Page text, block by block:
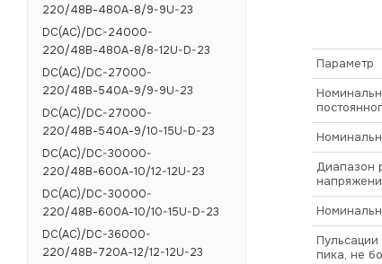
Параметр
Диапазон
пика, не
220/48В-480А-8/9-9U-23
DC(AC)/DC-24000-
220/48В-480А-8/8-12U-D-23
DC(AC)/DC-27000-
220/48В-540А-9/9-9U-23
DC(AC)/DC-27000-
220/48В-540А-9/10-15U-D-23
DC(AC)/DC-30000-
220/48В-600А-10/12-12U-23
DC(AC)/DC-30000-
220/48В-600А-10/10-15U-D-23
DC(AC)/DC-36000-
220/48В-720А-12/12-12U-23